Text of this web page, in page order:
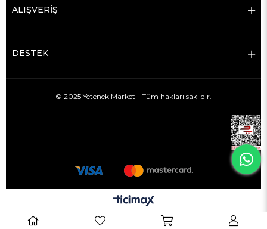
ALIŞVERİŞ
DESTEK
© 2025 Yetenek Market - Tüm hakları saklıdır.